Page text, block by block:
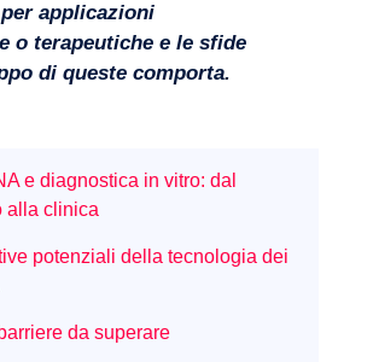
applicazioni
o terapeutiche e le sfide
di queste comporta.
e diagnostica in vitro: dal
alla clinica
potenziali della tecnologia dei
da superare